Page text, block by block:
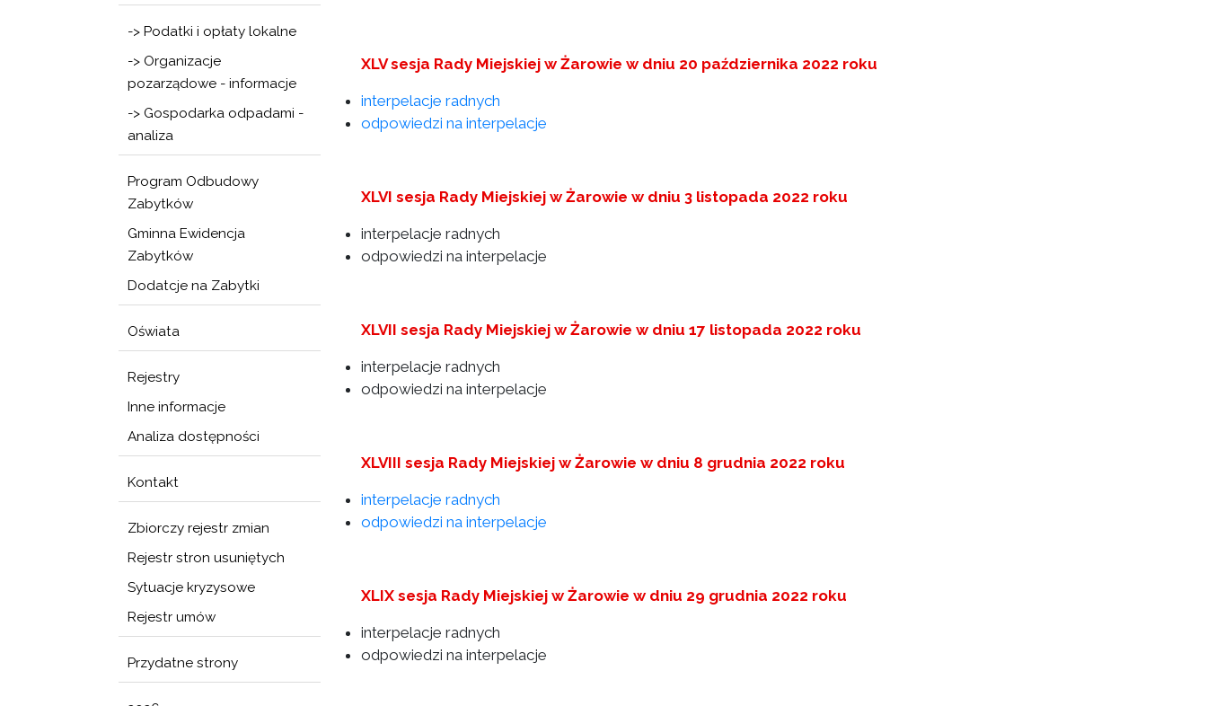
-> Podatki i opłaty lokalne
-> Organizacje
pozarządowe - informacje
-> Gospodarka odpadami -
analiza
Program Odbudowy
Zabytków
Gminna Ewidencja
Zabytków
Dodatcje na Zabytki
Oświata
Rejestry
Inne informacje
Analiza dostępności
Kontakt
Zbiorczy rejestr zmian
Rejestr stron usuniętych
Sytuacje kryzysowe
Rejestr umów
Przydatne strony
XLV sesja Rady Miejskiej w Żarowie w dniu 20 października 2022 roku
interpelacje radnych
odpowiedzi na interpelacje
XLVI sesja Rady Miejskiej w Żarowie w dniu 3 listopada 2022 roku
interpelacje radnych
odpowiedzi na interpelacje
XLVII sesja Rady Miejskiej w Żarowie w dniu 17 listopada 2022 roku
interpelacje radnych
odpowiedzi na interpelacje
XLVIII sesja Rady Miejskiej w Żarowie w dniu 8 grudnia 2022 roku
interpelacje radnych
odpowiedzi na interpelacje
XLIX sesja Rady Miejskiej w Żarowie w dniu 29 grudnia 2022 roku
interpelacje radnych
odpowiedzi na interpelacje